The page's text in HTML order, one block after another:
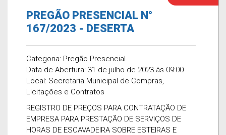
PREGÃO PRESENCIAL N°
167/2023 - DESERTA
Categoria: Pregão Presencial
Data de Abertura: 31 de julho de 2023 às 09:00
Local: Secretaria Municipal de Compras,
Licitações e Contratos
REGISTRO DE PREÇOS PARA CONTRATAÇÃO DE
EMPRESA PARA PRESTAÇÃO DE SERVIÇOS DE
HORAS DE ESCAVADEIRA SOBRE ESTEIRAS E